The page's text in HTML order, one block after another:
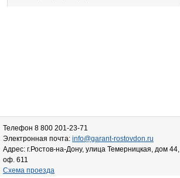
Телефон 8 800 201-23-71
Электронная почта: info@garant-rostovdon.ru
Адрес: г.Ростов-на-Дону, улица Темерницкая, дом 44,
оф. 611
Схема проезда